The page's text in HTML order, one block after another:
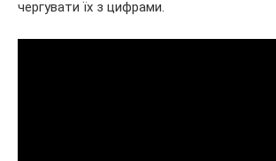
чергувати їх з цифрами.